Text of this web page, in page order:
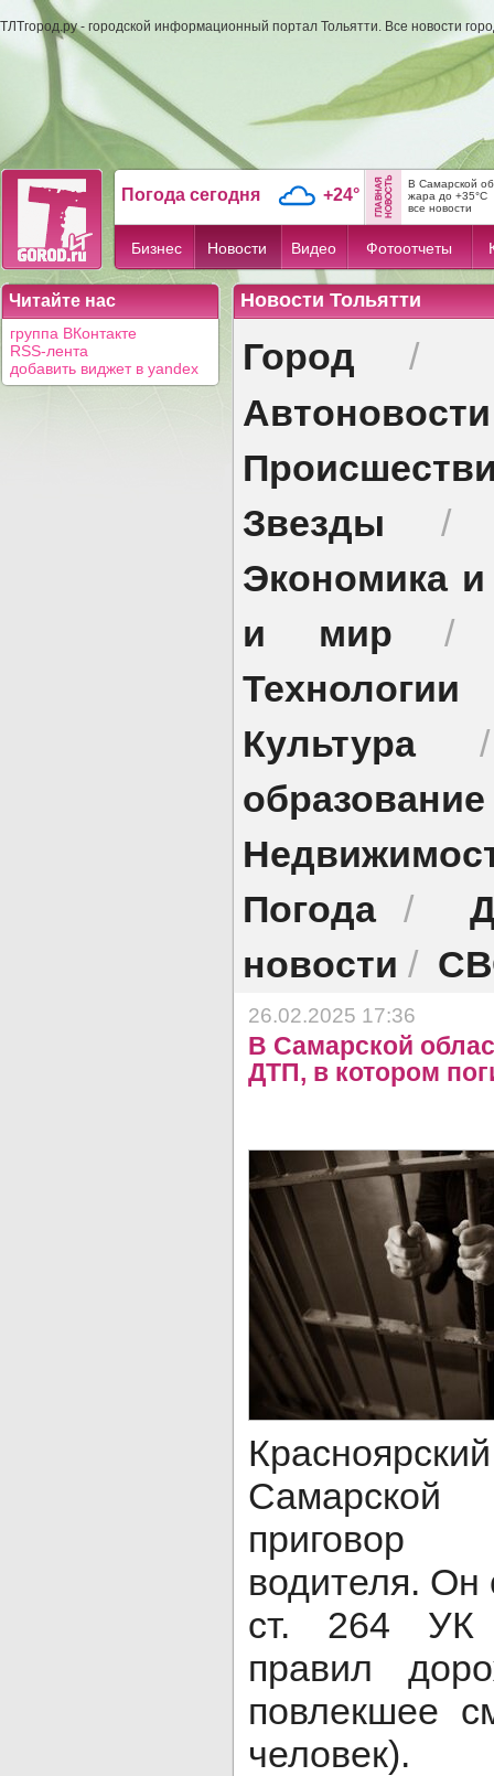
ТЛТгород.ру - городской информационный портал Тольятти. Все новости
Погода сегодня +24°
В Самарской
жара до +35°C
все новости
Бизнес Новости Видео Фотоотчеты
Читайте нас
группа ВКонтакте
RSS-лента
добавить виджет в yandex
Новости Тольятти
Город /
Автоновости
Звезды
Экономика
и мир
Технологии
Культура
образование
Погода/
новости /
26.02.2025 17:36
В Самарской
ДТП, в котором
Самарской
водителя. Он
ст. 264 УК
правил
повлекшее
человек).